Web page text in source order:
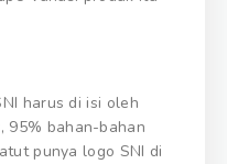
harus di isi oleh
95% bahan-bahan
punya logo SNI di